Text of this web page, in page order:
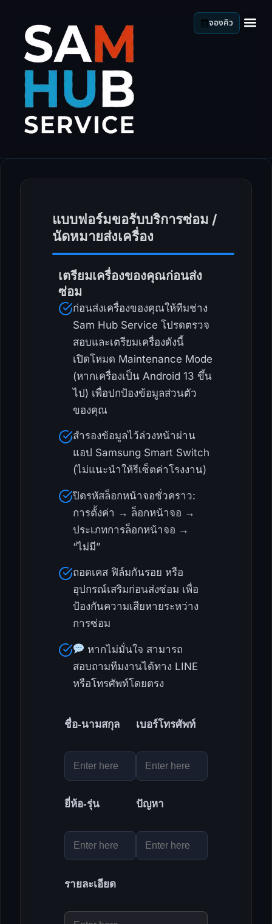
จองคิว
แบบฟอร์มขอรับบริการซ่อม /
นัดหมายส่งเครื่อง
เตรียมเครื่องของคุณก่อนส่ง
ซ่อม
ก่อนส่งเครื่องของคุณให้ทีมช่าง
Sam Hub Service โปรดตรวจ
สอบและเตรียมเครื่องดังนี้
เปิดโหมด Maintenance Mode
(หากเครื่องเป็น Android 13 ขึ้น
ไป) เพื่อปกป้องข้อมูลส่วนตัว
ของคุณ
สำรองข้อมูลไว้ล่วงหน้าผ่าน
แอป Samsung Smart Switch
(ไม่แนะนำให้รีเซ็ตค่าโรงงาน)
ปิดรหัสล็อกหน้าจอชั่วคราว:
การตั้งค่า → ล็อกหน้าจอ →
ประเภทการล็อกหน้าจอ →
“ไม่มี”
ถอดเคส ฟิล์มกันรอย หรือ
อุปกรณ์เสริมก่อนส่งซ่อม เพื่อ
ป้องกันความเสียหายระหว่าง
การซ่อม
หากไม่มั่นใจ สามารถ
สอบถามทีมงานได้ทาง LINE
หรือโทรศัพท์โดยตรง
ชื่อ-นามสกุล เบอร์โทรศัพท์
ยี่ห้อ-รุ่น ปัญหา
รายละเอียด